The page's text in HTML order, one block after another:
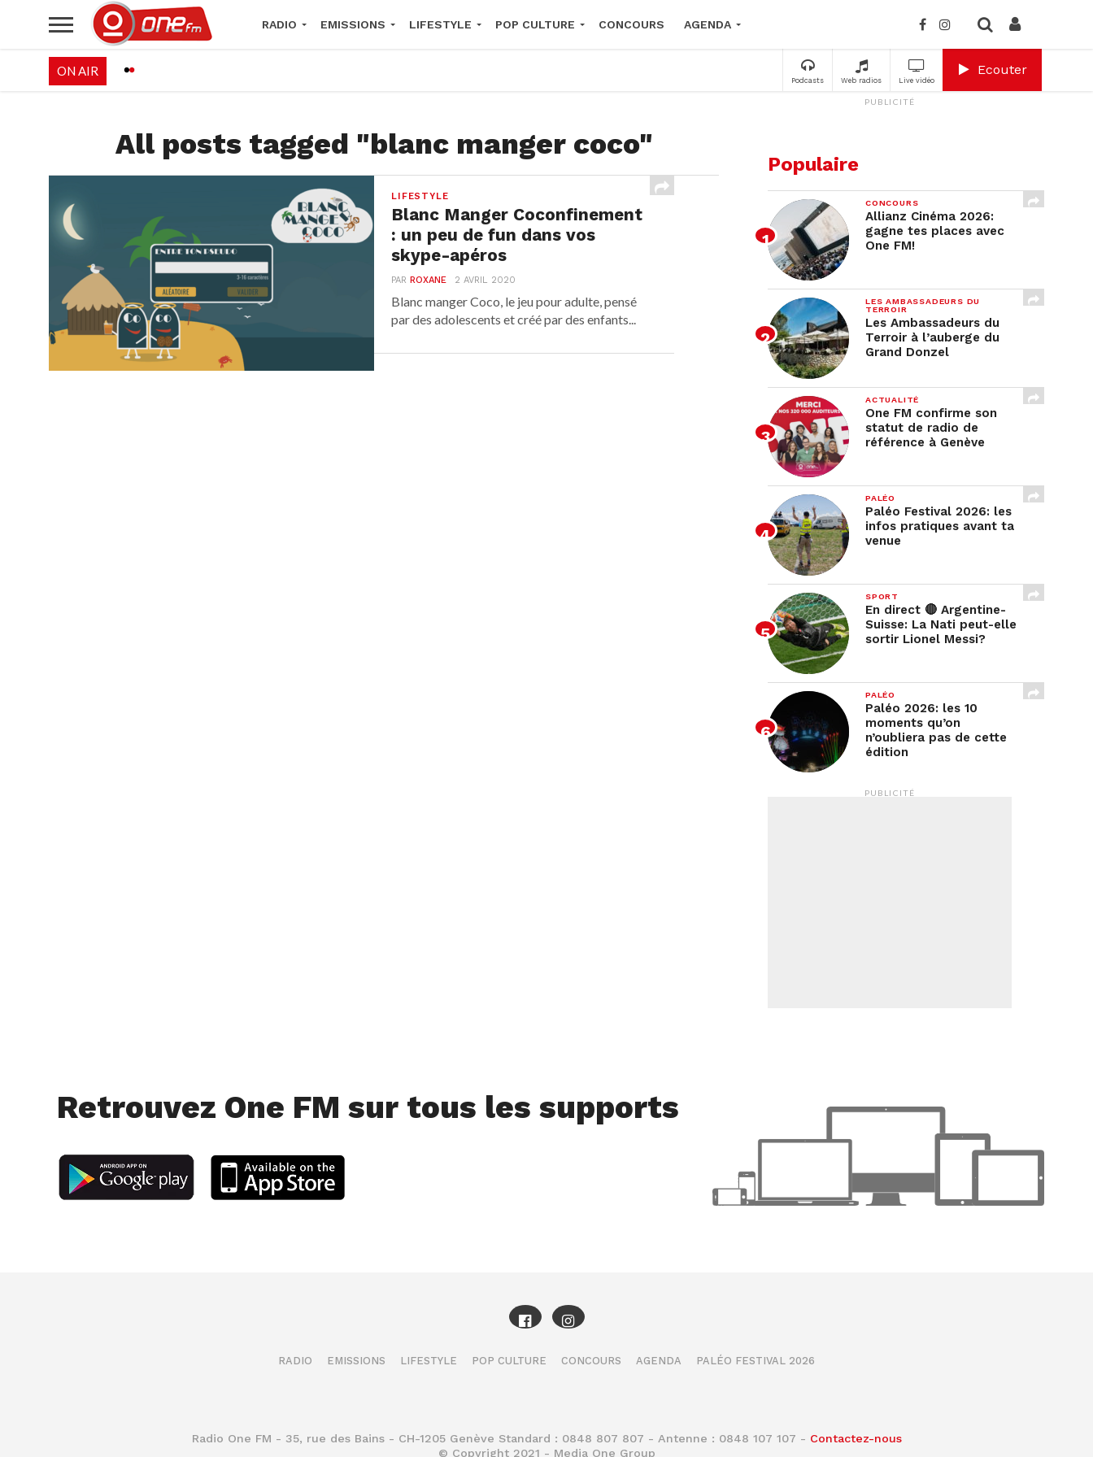
RADIO EMISSIONS LIFESTYLE POP CULTURE CONCOURS AGENDA
Podcasts Web radios Live vidéo
Ecouter
ON AIR
All posts tagged "blanc manger coco"
LIFESTYLE
Blanc Manger Coconfinement
: un peu de fun dans vos
skype-apéros
PARROXANE 2 AVRIL 2020
Blanc manger Coco, le jeu pour adulte, pensé
par des adolescents et créé par des enfants...
PUBLICITÉ
Populaire
CONCOURS
Allianz Cinéma 2026:
gagne tes places avec
One FM!
LES AMBASSADEURS DU
TERROIR
Les Ambassadeurs du
Terroir à l’auberge du
Grand Donzel
ACTUALITÉ
One FM confirme son
statut de radio de
référence à Genève
PALÉO
Paléo Festival 2026: les
infos pratiques avant ta
venue
SPORT
En direct 🔴 Argentine-
Suisse: La Nati peut-elle
sortir Lionel Messi?
PALÉO
Paléo 2026: les 10
moments qu’on
n’oubliera pas de cette
édition
PUBLICITÉ
Retrouvez One FM sur tous les supports
RADIO EMISSIONS LIFESTYLE POP CULTURE CONCOURS AGENDA PALÉO FESTIVAL 2026
Radio One FM - 35, rue des Bains - CH-1205 Genève Standard : 0848 807 807 - Antenne : 0848 107 107 - Contactez-nous
© Copyright 2021 - Media One Group